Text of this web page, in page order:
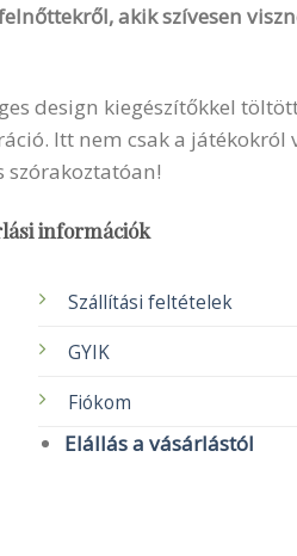
akik szívesen
design kiegészítőkkel
Itt nem csak a játékokról
szórakoztatóan!
információk
Szállítási feltételek
GYIK
Fiókom
Elállás a vásárlástól